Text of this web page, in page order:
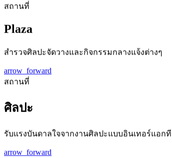
สถานที่
Plaza
สำรวจศิลปะจัดวางและกิจกรรมกลางแจ้งต่างๆ
arrow_forward
สถานที่
ศิลปะ
รับแรงบันดาลใจจากงานศิลปะแบบอินเทอร์แอก
arrow_forward